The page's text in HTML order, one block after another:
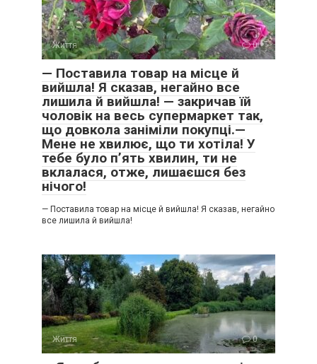
Життя 0
— Поставила товар на місце й
вийшла! Я сказав, негайно все
лишила й вийшла! — закричав їй
чоловік на весь супермаркет так,
що довкола заніміли покупці.—
Мене не хвилює, що ти хотіла! У
тебе було п’ять хвилин, ти не
вклалася, отже, лишаєшся без
нічого!
— Поставила товар на місце й вийшла! Я сказав, негайно
все лишила й вийшла!
Життя 0